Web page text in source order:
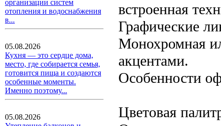
организации систем
отопления и водоснабжения
в...
05.08.2026
Кухня — это сердце дома,
место, где собирается семья,
готовится пища и создаются
особенные моменты.
Именно поэтому...
05.08.2026
встроенная
Графические
Монохромная
акцентами.
Особенности
Цветовая